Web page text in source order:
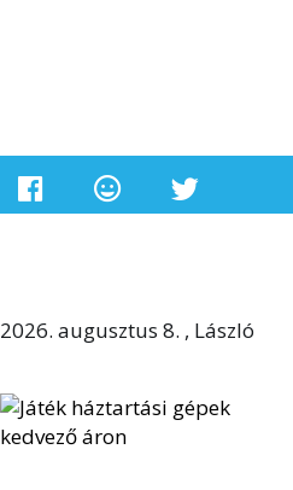
2026. augusztus 8. , László